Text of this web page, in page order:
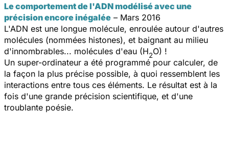
Le comportement de l'ADN modélisé avec une
précision encore inégalée – Mars 2016
L'ADN est une longue molécule, enroulée autour d'autres
molécules (nommées histones), et baignant au milieu
d'innombrables... molécules d'eau (H2O) !
Un super-ordinateur a été programmé pour calculer, de
la façon la plus précise possible, à quoi ressemblent les
interactions entre tous ces éléments. Le résultat est à la
fois d'une grande précision scientifique, et d'une
troublante poésie.